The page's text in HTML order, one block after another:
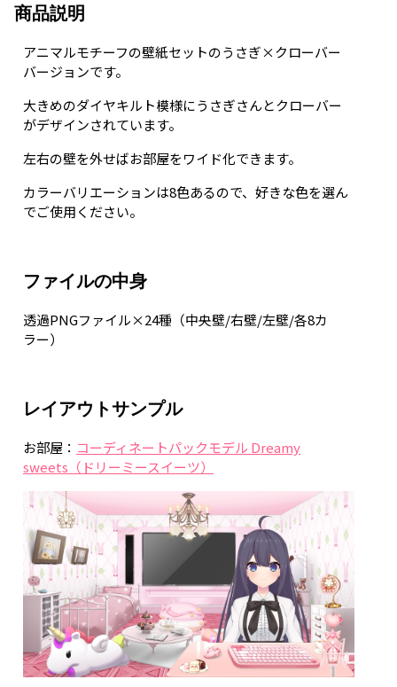
商品説明
アニマルモチーフの壁紙セットのうさぎ×クローバー
バージョンです。
大きめのダイヤキルト模様にうさぎさんとクローバー
がデザインされています。
左右の壁を外せばお部屋をワイド化できます。
カラーバリエーションは8色あるので、好きな色を選ん
でご使用ください。
ファイルの中身
透過PNGファイル×24種（中央壁/右壁/左壁/各8カ
ラー）
レイアウトサンプル
お部屋： コーディネートパックモデル Dreamy
sweets（ドリーミースイーツ）